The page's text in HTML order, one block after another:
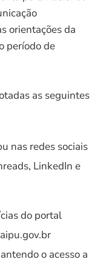
orientações da
período de
as seguintes
nas redes sociais
LinkedIn e
do portal
o acesso a